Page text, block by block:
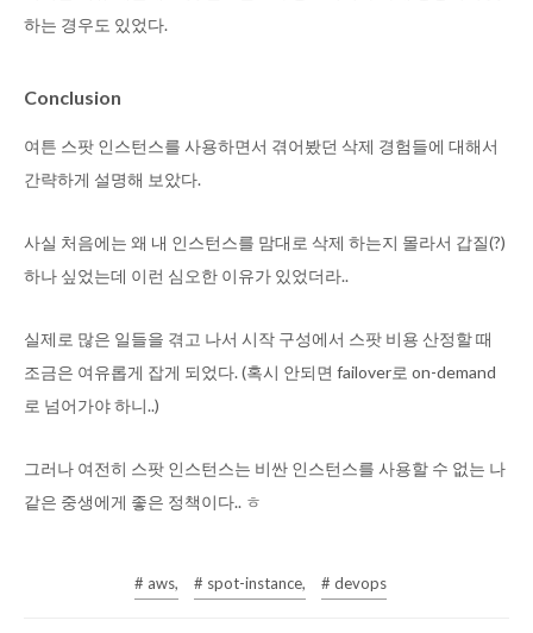
하는 경우도 있었다.
Conclusion
여튼 스팟 인스턴스를 사용하면서 겪어봤던 삭제 경험들에 대해서
간략하게 설명해 보았다.
사실 처음에는 왜 내 인스턴스를 맘대로 삭제 하는지 몰라서 갑질(?)
하나 싶었는데 이런 심오한 이유가 있었더라..
실제로 많은 일들을 겪고 나서 시작 구성에서 스팟 비용 산정할 때
조금은 여유롭게 잡게 되었다. (혹시 안되면 failover로 on-demand
로 넘어가야 하니..)
그러나 여전히 스팟 인스턴스는 비싼 인스턴스를 사용할 수 없는 나
같은 중생에게 좋은 정책이다.. ㅎ
# aws, # spot-instance, # devops